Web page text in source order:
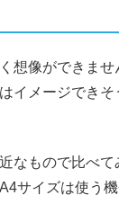
想像ができま
イメージできそ
なもので比べ
サイズは使う